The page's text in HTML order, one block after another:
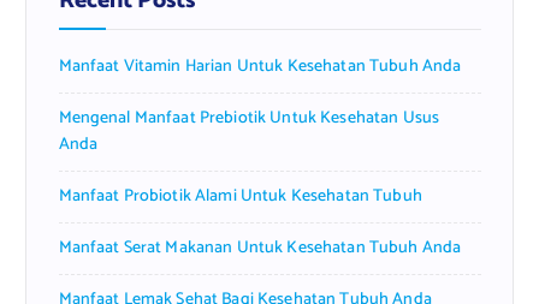
o
:Manfaat Vitamin Harian Untuk Kesehatan Tubuh Anda
Mengenal Manfaat Prebiotik Untuk Kesehatan Usus
Anda
Manfaat Probiotik Alami Untuk Kesehatan Tubuh
Manfaat Serat Makanan Untuk Kesehatan Tubuh Anda